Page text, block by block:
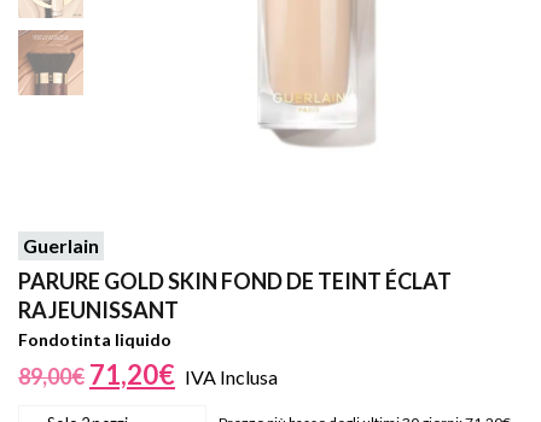
Guerlain
PARURE GOLD SKIN FOND DE TEINT ÉCLAT
RAJEUNISSANT
Fondotinta liquido
89,00€ 71,20€ IVA Inclusa